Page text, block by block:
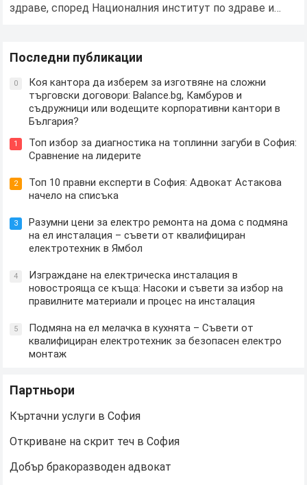
здраве, според Националния институт по здраве и
Последни публикации
0
Коя кантора да изберем за изготвяне на сложни
търговски договори: Balance.bg, Камбуров и
съдружници или водещите корпоративни кантори в
България?
1
Топ избор за диагностика на топлинни загуби в София:
Сравнение на лидерите
2
Топ 10 правни експерти в София: Адвокат Астакова
начело на списъка
3
Разумни цени за електро ремонта на дома с подмяна
на ел инсталация – съвети от квалифициран
електротехник в Ямбол
4
Изграждане на електрическа инсталация в
новострояща се къща: Насоки и съвети за избор на
правилните материали и процес на инсталация
5
Подмяна на ел мелачка в кухнята – Съвети от
квалифициран електротехник за безопасен електро
монтаж
Партньори
Къртачни услуги в София
Откриване на скрит теч в София
Добър бракоразводен адвокат